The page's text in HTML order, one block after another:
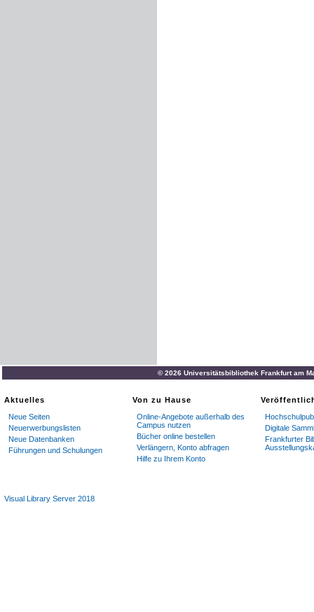
© 2026 Universitätsbibliothek Frankfurt am
Aktuelles
Neue Seiten
Neuerwerbungslisten
Neue Datenbanken
Führungen und Schulungen
Von zu Hause
Online-Angebote außerhalb des
Campus nutzen
Bücher online bestellen
Verlängern, Konto abfragen
Hilfe zu Ihrem Konto
Digitale
Frankfurter
Visual Library Server 2018